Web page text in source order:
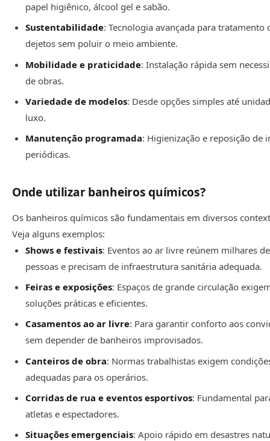
papel higiênico, álcool gel e sabão.
Sustentabilidade: Tecnologia avançada para tratamento
dejetos sem poluir o meio ambiente.
Mobilidade e praticidade: Instalação rápida sem
de obras.
Variedade de modelos: Desde opções simples até
luxo.
Manutenção programada: Higienização e reposição de
periódicas.
Onde utilizar banheiros químicos?
Os banheiros químicos são fundamentais em diversos
Veja alguns exemplos:
Shows e festivais: Eventos ao ar livre reúnem milhares de
pessoas e precisam de infraestrutura sanitária adequada.
Feiras e exposições: Espaços de grande circulação
soluções práticas e eficientes.
Casamentos ao ar livre: Para garantir conforto aos
sem depender de banheiros improvisados.
Canteiros de obra: Normas trabalhistas exigem
adequadas para os operários.
Corridas de rua e eventos esportivos: Fundamental
atletas e espectadores.
Situações emergenciais: Apoio rápido em desastres